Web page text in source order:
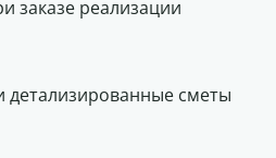
заказе реализации
детализированные сметы